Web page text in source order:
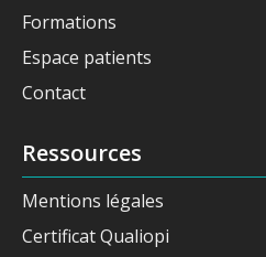
Formations
Espace patients
Contact
Ressources
Mentions légales
Certificat Qualiopi